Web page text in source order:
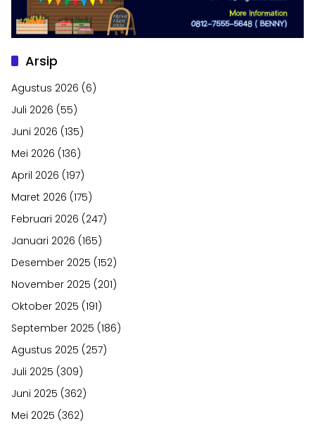
Arsip
Agustus 2026 (6)
Juli 2026 (55)
Juni 2026 (135)
Mei 2026 (136)
April 2026 (197)
Maret 2026 (175)
Februari 2026 (247)
Januari 2026 (165)
Desember 2025 (152)
November 2025 (201)
Oktober 2025 (191)
September 2025 (186)
Agustus 2025 (257)
Juli 2025 (309)
Juni 2025 (362)
Mei 2025 (362)